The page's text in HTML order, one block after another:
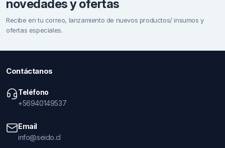
novedades y ofertas
Recibe en tu correo, lanzamiento de nuevos productos/ insumos y
ofertas especiales.
Contáctanos
Teléfono
+56940149537
Email
info@seido.cl